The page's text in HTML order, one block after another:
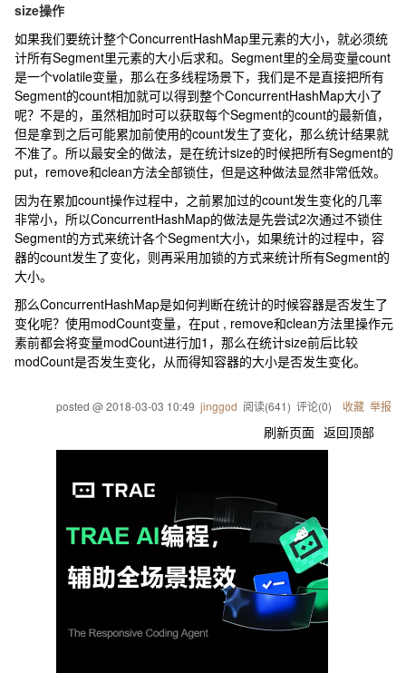
size操作
如果我们要统计整个ConcurrentHashMap里元素的大小，就必须统
计所有Segment里元素的大小后求和。Segment里的全局变量count
是一个volatile变量，那么在多线程场景下，我们是不是直接把所有
Segment的count相加就可以得到整个ConcurrentHashMap大小了
呢？不是的，虽然相加时可以获取每个Segment的count的最新值，
但是拿到之后可能累加前使用的count发生了变化，那么统计结果就
不准了。所以最安全的做法，是在统计size的时候把所有Segment的
put，remove和clean方法全部锁住，但是这种做法显然非常低效。
因为在累加count操作过程中，之前累加过的count发生变化的几率
非常小，所以ConcurrentHashMap的做法是先尝试2次通过不锁住
Segment的方式来统计各个Segment大小，如果统计的过程中，容
器的count发生了变化，则再采用加锁的方式来统计所有Segment的
大小。
那么ConcurrentHashMap是如何判断在统计的时候容器是否发生了
变化呢？使用modCount变量，在put , remove和clean方法里操作元
素前都会将变量modCount进行加1，那么在统计size前后比较
modCount是否发生变化，从而得知容器的大小是否发生变化。
posted @2018-03-03 10:49 jinggod 阅读(641) 评论(0) 收藏 举报
刷新页面 返回顶部